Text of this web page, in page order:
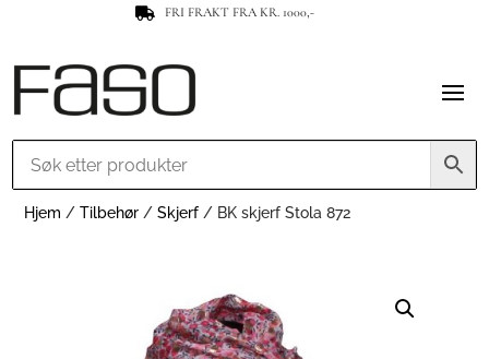
 FRI FRAKT FRA KR. 1000,-
Hjem /Tilbehør /Skjerf / BK skjerf Stola 872